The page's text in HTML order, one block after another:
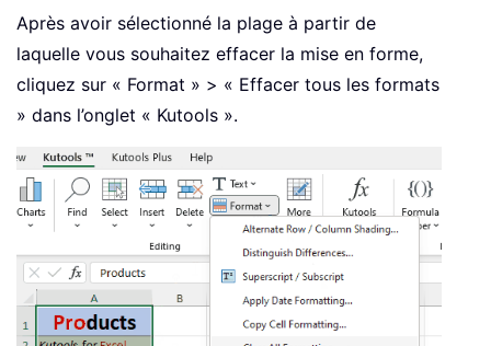
Après avoir sélectionné la plage à partir de
laquelle vous souhaitez effacer la mise en forme,
cliquez sur « Format » > « Effacer tous les formats
» dans l’onglet « Kutools ».